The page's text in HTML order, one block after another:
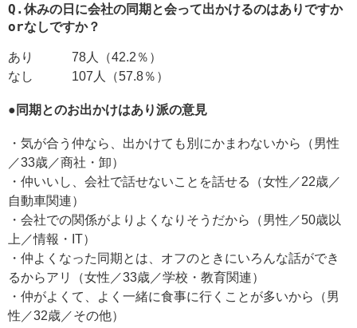
Q.休みの日に会社の同期と会って出かけるのはありですか
orなしですか？
あり 78人（42.2％）
なし 107人（57.8％）
●同期とのお出かけはあり派の意見
・気が合う仲なら、出かけても別にかまわないから（男性
／33歳／商社・卸）
・仲いいし、会社で話せないことを話せる（女性／22歳／
自動車関連）
・会社での関係がよりよくなりそうだから（男性／50歳以
上／情報・IT）
・仲よくなった同期とは、オフのときにいろんな話ができ
るからアリ（女性／33歳／学校・教育関連）
・仲がよくて、よく一緒に食事に行くことが多いから（男
性／32歳／その他）